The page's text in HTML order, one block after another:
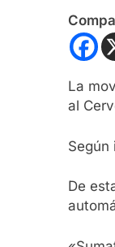
La
al
De